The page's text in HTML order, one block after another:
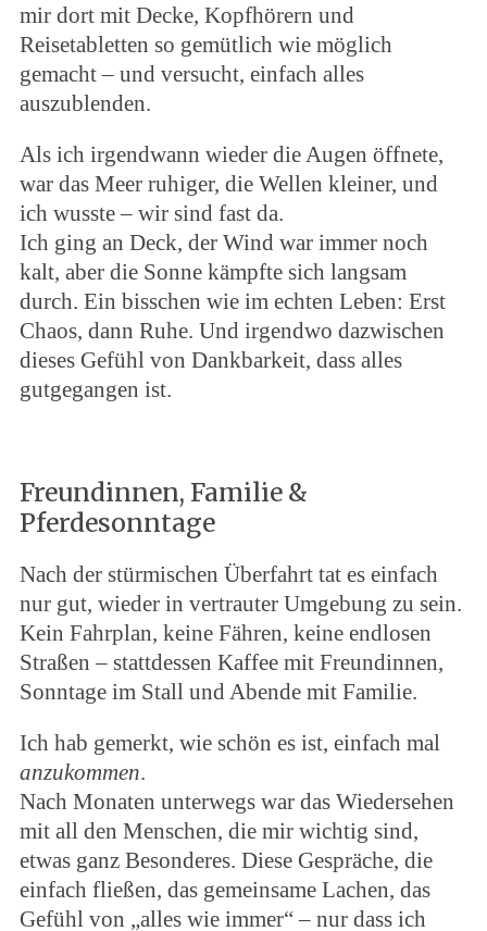
mir dort mit Decke, Kopfhörern und
Reisetabletten so gemütlich wie möglich
gemacht – und versucht, einfach alles
auszublenden.
Als ich irgendwann wieder die Augen öffnete,
war das Meer ruhiger, die Wellen kleiner, und
ich wusste – wir sind fast da.
Ich ging an Deck, der Wind war immer noch
kalt, aber die Sonne kämpfte sich langsam
durch. Ein bisschen wie im echten Leben: Erst
Chaos, dann Ruhe. Und irgendwo dazwischen
dieses Gefühl von Dankbarkeit, dass alles
gutgegangen ist.
Freundinnen, Familie &
Pferdesonntage
Nach der stürmischen Überfahrt tat es einfach
nur gut, wieder in vertrauter Umgebung zu sein.
Kein Fahrplan, keine Fähren, keine endlosen
Straßen – stattdessen Kaffee mit Freundinnen,
Sonntage im Stall und Abende mit Familie.
Ich hab gemerkt, wie schön es ist, einfach mal
anzukommen.
Nach Monaten unterwegs war das Wiedersehen
mit all den Menschen, die mir wichtig sind,
etwas ganz Besonderes. Diese Gespräche, die
einfach fließen, das gemeinsame Lachen, das
Gefühl von „alles wie immer“ – nur dass ich